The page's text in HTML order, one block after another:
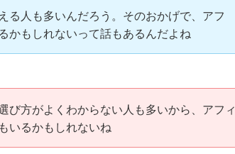
る人も多いんだろう。そのおかげで、アフ
かもしれないって話もあるんだよね
び方がよくわからない人も多いから、アフィ
いるかもしれないね